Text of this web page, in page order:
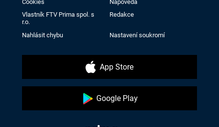
Cookies
Nápověda
Vlastník FTV Prima spol. s
r.o.
Redakce
Nahlásit chybu Nastavení soukromí
App Store
Google Play